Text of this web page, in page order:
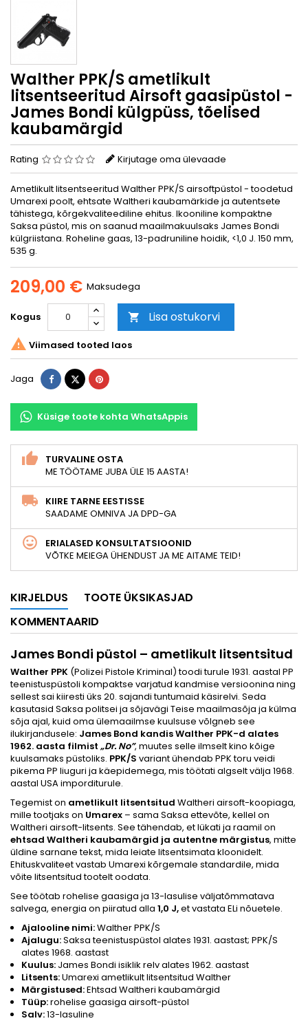
Walther PPK/S ametlikult
litsentseeritud Airsoft gaasipüstol -
James Bondi külgpüss, tõelised
kaubamärgid
Rating Kirjutage oma ülevaade
Ametlikult litsentseeritud Walther PPK/S airsoftpüstol - toodetud
Umarexi poolt, ehtsate Waltheri kaubamärkide ja autentsete
tähistega, kõrgekvaliteediline ehitus. Ikooniline kompaktne
Saksa püstol, mis on saanud maailmakuulsaks James Bondi
külgriistana. Roheline gaas, 13-padruniline hoidik, <1,0 J. 150 mm,
535 g.
209,00 € Maksudega
Kogus  Lisa ostukorvi
 Viimased tooted laos
Jaga Jaga TweetPinterest
Küsige toote kohta WhatsAppis
TURVALINE OSTA
ME TÖÖTAME JUBA ÜLE 15 AASTA!
KIIRE TARNE EESTISSE
SAADAME OMNIVA JA DPD-GA
ERIALASED KONSULTATSIOONID
VÕTKE MEIEGA ÜHENDUST JA ME AITAME TEID!
KIRJELDUS
TOOTE ÜKSIKASJAD
KOMMENTAARID
James Bondi püstol – ametlikult litsentsitud
Walther PPK (Polizei Pistole Kriminal) toodi turule 1931. aastal PP
teenistuspüstoli kompaktse varjatud kandmise versioonina ning
sellest sai kiiresti üks 20. sajandi tuntumaid käsirelvi. Seda
kasutasid Saksa politsei ja sõjavägi Teise maailmasõja ja külma
sõja ajal, kuid oma ülemaailmse kuulsuse võlgneb see
ilukirjandusele: James Bond kandis Walther PPK-d alates
1962. aasta filmist „Dr. No”, muutes selle ilmselt kino kõige
kuulsamaks püstoliks. PPK/S variant ühendab PPK toru veidi
pikema PP liuguri ja käepidemega, mis töötati algselt välja 1968.
aastal USA imporditurule.
Tegemist on ametlikult litsentsitud Waltheri airsoft-koopiaga,
mille tootjaks on Umarex – sama Saksa ettevõte, kellel on
Waltheri airsoft-litsents. See tähendab, et lükati ja raamil on
ehtsad Waltheri kaubamärgid ja autentne märgistus, mitte
üldine sarnane tekst, mida leiate litsentsimata kloonidelt.
Ehituskvaliteet vastab Umarexi kõrgemale standardile, mida
võite litsentsitud tootelt oodata.
See töötab rohelise gaasiga ja 13-lasulise väljatõmmatava
salvega, energia on piiratud alla 1,0 J,et vastata ELi nõuetele.
Ajalooline nimi:Walther PPK/S
Ajalugu:Saksa teenistuspüstol alates 1931. aastast; PPK/S
alates 1968. aastast
Kuulus: James Bondi isiklik relv alates 1962. aastast
Litsents:Umarexi ametlikult litsentsitud Walther
Märgistused:Ehtsad Waltheri kaubamärgid
Tüüp:rohelise gaasiga airsoft-püstol
Salv:13-lasuline